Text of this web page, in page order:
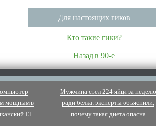
Для настоящих гиков
Кто такие гики?
Назад в 90-е
мощным в
El
Мужчина съел 224 яйца за неделю
ради белка: эксперты объяснили,
почему такая диета опасна